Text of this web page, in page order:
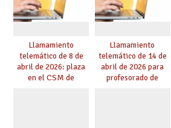
Llamamiento
telemático de 8 de
abril de 2026: plaza
en el CSM de
Llamamiento
telemático de 14 de
abril de 2026 para
profesorado de